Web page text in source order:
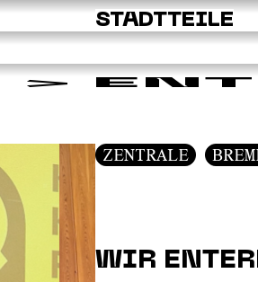
STADTTEILE
>
ZENTRALE
WIR